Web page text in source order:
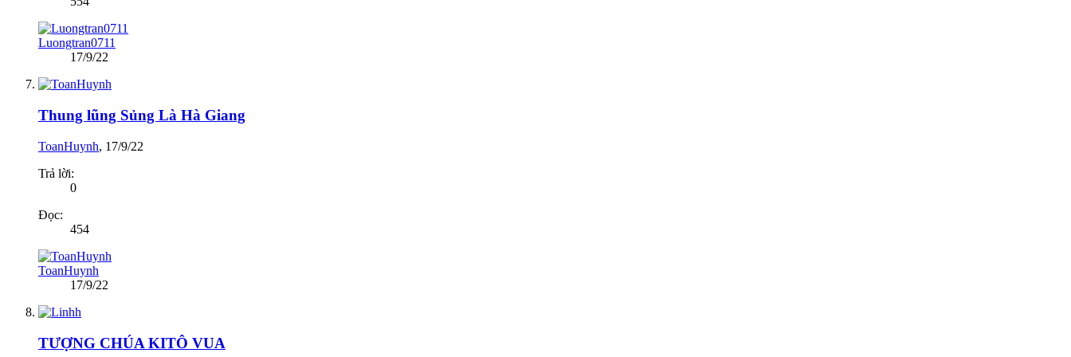
Luongtran0711
17/9/22
Thung lũng Sủng Là Hà Giang
ToanHuynh, 17/9/22
Trả lời:
0
Đọc:
454
ToanHuynh
17/9/22
TƯỢNG CHÚA KITÔ VUA